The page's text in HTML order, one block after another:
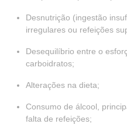
Desnutrição (ingestão
irregulares ou refeições
Desequilíbrio entre o
carboidratos;
Alterações na dieta;
Consumo de álcool,
falta de refeições;